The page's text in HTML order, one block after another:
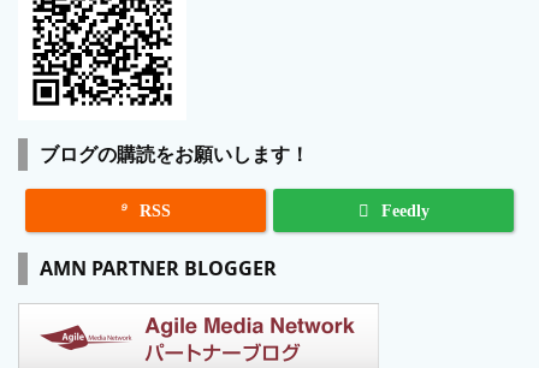
ブログの購読をお願いします！
 RSS Feedly
AMN PARTNER BLOGGER